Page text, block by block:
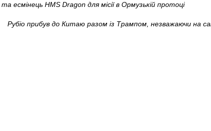
есмінець HMS Dragon для місії в Ормузькій протоці
Рубіо прибув до Китаю разом із Трампом, незважаючи на